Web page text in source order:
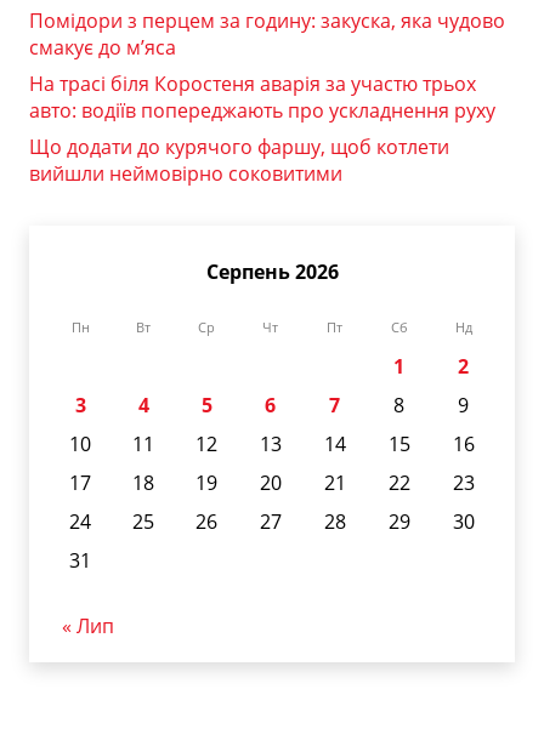
Помідори з перцем за годину: закуска, яка чудово
смакує до м’яса
На трасі біля Коростеня аварія за участю трьох
авто: водіїв попереджають про ускладнення руху
Що додати до курячого фаршу, щоб котлети
вийшли неймовірно соковитими
Серпень 2026
Пн Вт Ср Чт Пт Сб Нд
1
2
3
4 5 6 7 8
9
10
11 12 13 14 15
16
17
18 19 20 21 22
23
24
25 26 27 28 29
30
31
« Лип